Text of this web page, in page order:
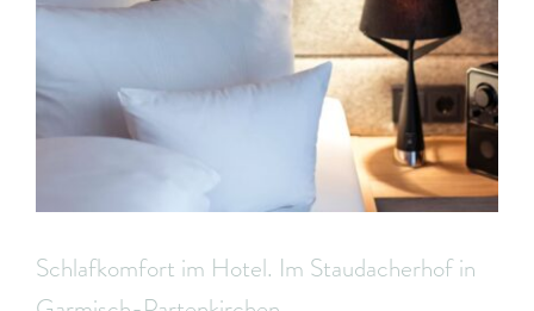
Schlafkomfort im Hotel. Im Staudacherhof in